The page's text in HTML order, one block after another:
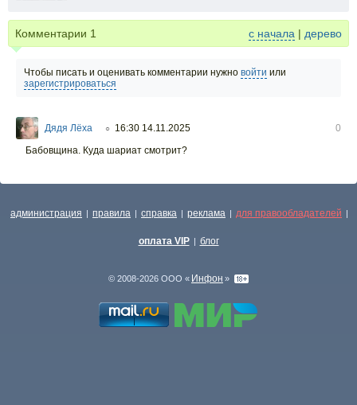
Комментарии 1 с начала | дерево
Чтобы писать и оценивать комментарии нужно войти или
зарегистрироваться
Дядя Лёха ○ 16:30 14.11.2025
0
Бабовщина. Куда шариат смотрит?
администрация | правила | справка | реклама | для правообладателей |
оплата VIP | блог
© 2008-2026 ООО « Инфон »